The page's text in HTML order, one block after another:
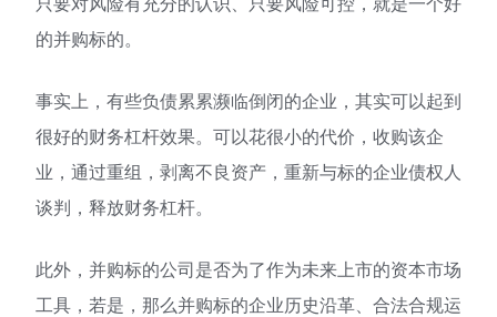
的并购标的。
事实上，有些负债累累濒临倒闭的企业，其实可以起到
很好的财务杠杆效果。可以花很小的代价，收购该企
业，通过重组，剥离不良资产，重新与标的企业债权人
谈判，释放财务杠杆。
此外，并购标的公司是否为了作为未来上市的资本市场
工具，若是，那么并购标的企业历史沿革、合法合规运